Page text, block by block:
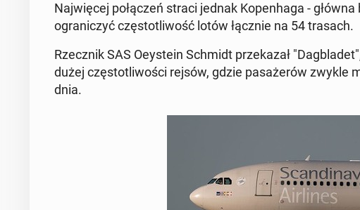
Na­jwięcej połączeń straci jednak Kopen­haga -
ograniczyć częs­totli­wość lotów łącznie na 54 trasach.
Rzecznik SAS Oeystein Schmidt przekazał
dużej częs­totli­woś­ci rejsów, gdzie pasażerów zwykle
dnia.